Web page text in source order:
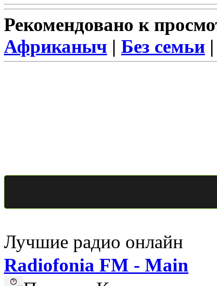
Рекомендовано к
Африканыч | Без семьи
Лучшие радио онлайн
Radiofonia FM - Main